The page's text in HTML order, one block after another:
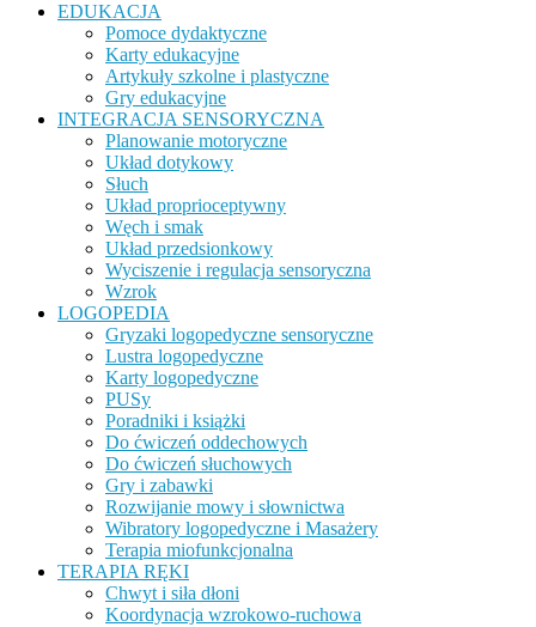
EDUKACJA
Pomoce dydaktyczne
Karty edukacyjne
Artykuły szkolne i plastyczne
Gry edukacyjne
INTEGRACJA SENSORYCZNA
Planowanie motoryczne
Układ dotykowy
Słuch
Układ proprioceptywny
Węch i smak
Układ przedsionkowy
Wyciszenie i regulacja sensoryczna
Wzrok
LOGOPEDIA
Gryzaki logopedyczne sensoryczne
Lustra logopedyczne
Karty logopedyczne
PUSy
Poradniki i książki
Do ćwiczeń oddechowych
Do ćwiczeń słuchowych
Gry i zabawki
Rozwijanie mowy i słownictwa
Wibratory logopedyczne i Masażery
Terapia miofunkcjonalna
TERAPIA RĘKI
Chwyt i siła dłoni
Koordynacja wzrokowo-ruchowa